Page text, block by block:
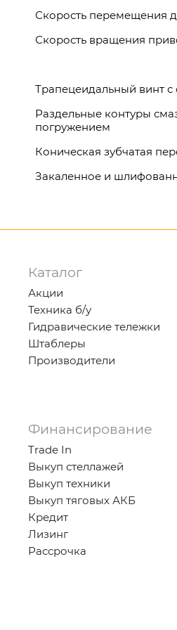
Скорость перемещения
Скорость вращения
Трапецеидальный винт
Раздельные контуры
погружением
Коническая зубчатая
Закаленное и
Каталог
Акции
Техника б/у
Гидравические тележки
Штаблеры
Производители
Финансирование
Trade In
Выкуп стеллажей
Выкуп техники
Выкуп тяговых АКБ
Кредит
Лизинг
Рассрочка